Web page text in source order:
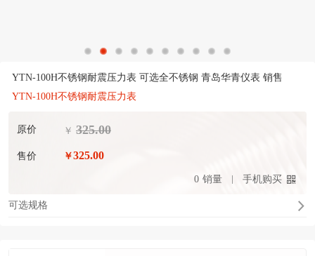
YTN-100H不锈钢耐震压力表 可选全不锈钢 青岛华青仪表 销售
YTN-100H不锈钢耐震压力表
原价 ￥ 325.00
售价 ￥325.00
0 销量 手机购买
可选规格